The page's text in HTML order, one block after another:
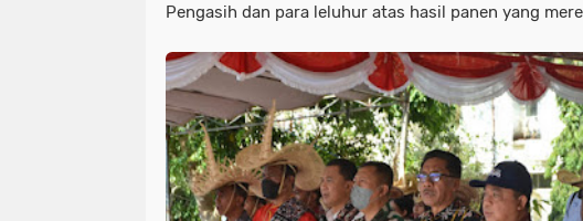
Pengasih dan para leluhur atas hasil panen yang